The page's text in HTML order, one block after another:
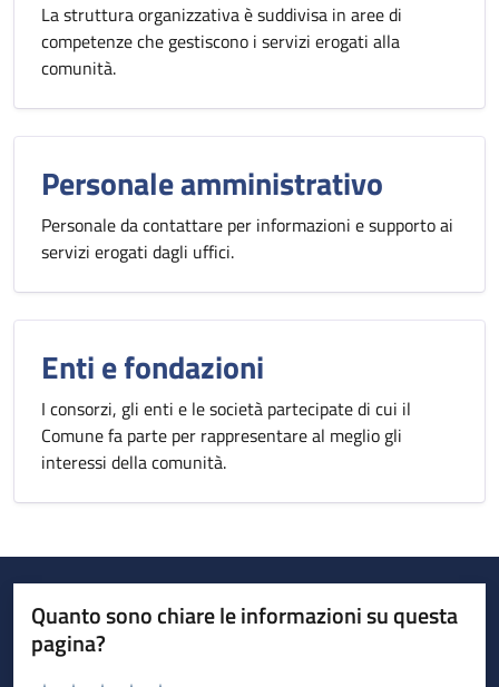
La struttura organizzativa è suddivisa in aree di
competenze che gestiscono i servizi erogati alla
comunità.
Personale amministrativo
Personale da contattare per informazioni e supporto ai
servizi erogati dagli uffici.
Enti e fondazioni
I consorzi, gli enti e le società partecipate di cui il
Comune fa parte per rappresentare al meglio gli
interessi della comunità.
Quanto sono chiare le informazioni su questa
pagina?